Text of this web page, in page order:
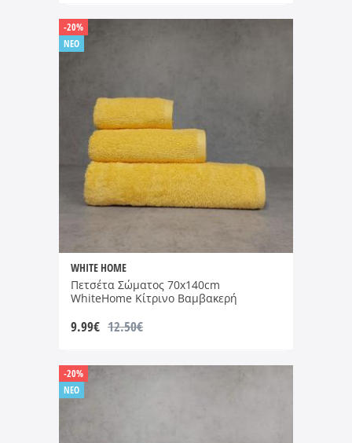
WHITE HOME
Πετσέτα Σώματος 70x140cm
WhiteHome Κίτρινο Βαμβακερή
9.99€ 12.50€
-20%
NEO
-20%
NEO